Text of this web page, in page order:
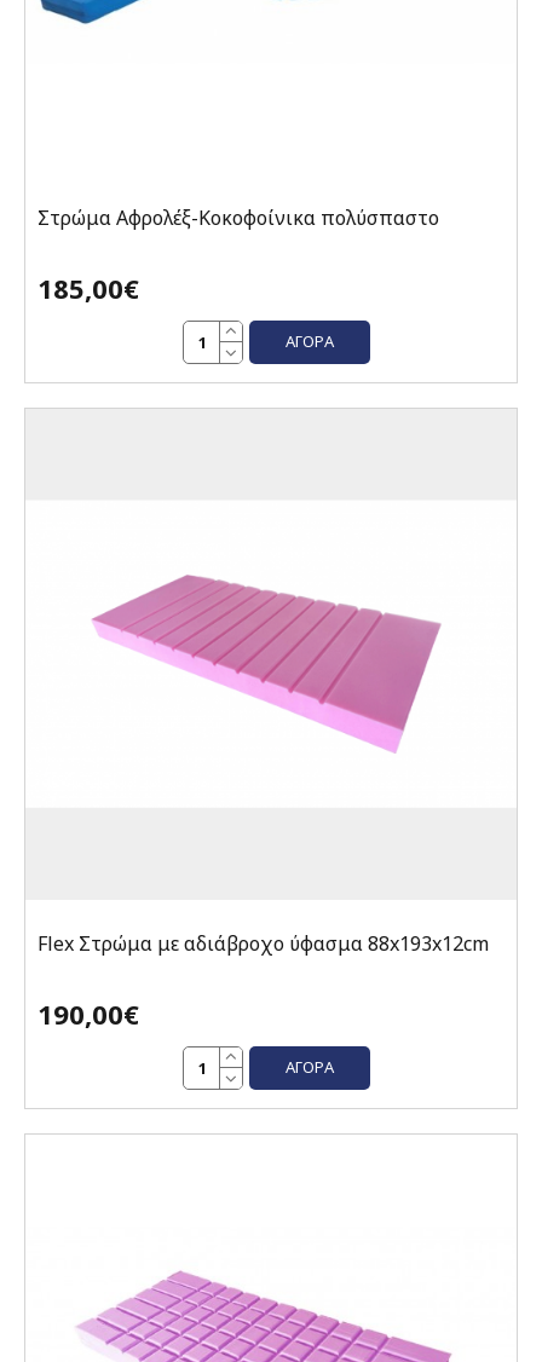
Στρώμα Αφρολέξ-Κοκοφοίνικα πολύσπαστο
185,00€
ΑΓΟΡΆ
Flex Στρώμα με αδιάβροχο ύφασμα 88x193x12cm
190,00€
ΑΓΟΡΆ